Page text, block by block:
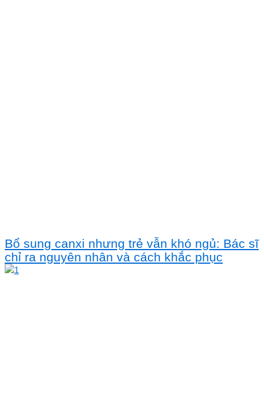
Bổ sung canxi nhưng trẻ vẫn khó ngủ: Bác sĩ
chỉ ra nguyên nhân và cách khắc phục